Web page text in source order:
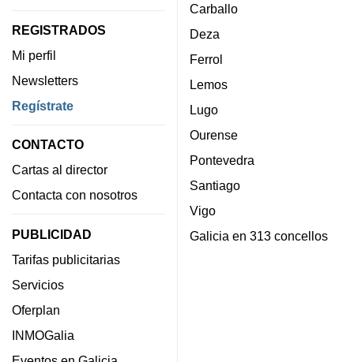
REGISTRADOS
Mi perfil
Newsletters
Regístrate
CONTACTO
Cartas al director
Contacta con nosotros
PUBLICIDAD
Tarifas publicitarias
Servicios
Oferplan
INMOGalia
Carballo
Deza
Ferrol
Lemos
Lugo
Ourense
Pontevedra
Santiago
Vigo
Galicia en 313 concellos